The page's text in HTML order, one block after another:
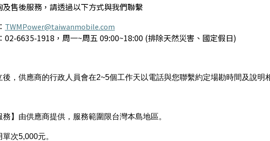
及售後服務，請透過以下方式與我們聯繫
TWMPower@taiwanmobile.com
1918，周一~周五 09:00~18:00 (排除天然災害、國定假日)
後，供應商的行政人員會在2~5個工作天以電話與您聯繫約定場勘時間及說明
務】由供應商提供，服務範圍限台灣本島地區。
次5,000元。